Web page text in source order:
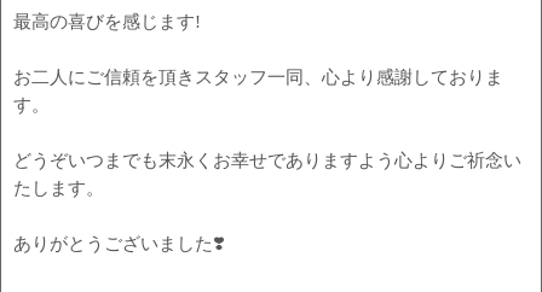
最高の喜びを感じます!
お二人にご信頼を頂きスタッフ一同、心より感謝しておりま
す。
どうぞいつまでも末永くお幸せでありますよう心よりご祈念い
たします。
ありがとうございました❣️